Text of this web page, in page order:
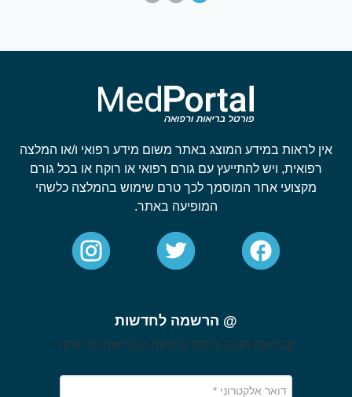
אין לראות במידע המוצג באתר משום מידע רפואי ו/או המלצה
רפואית, ויש להתייעץ עם גורם רפואי או רוקח או בכל גורם
מקצועי אחר המוסמך לכך טרם שימוש בהמלצה כלשהי
המופיעה באתר.
@ הרשמה לחדשות
קבל את הטוב ביותר בתחום הבריאות והרווחה